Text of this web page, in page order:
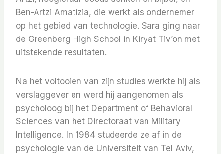
Ben-Artzi Amatizia, die werkt als ondernemer
op het gebied van technologie. Sara ging naar
de Greenberg High School in Kiryat Tiv’on met
uitstekende resultaten.
Na het voltooien van zijn studies werkte hij als
verslaggever en werd hij aangenomen als
psycholoog bij het Department of Behavioral
Sciences van het Directoraat van Military
Intelligence. In 1984 studeerde ze af in de
psychologie van de Universiteit van Tel Aviv,